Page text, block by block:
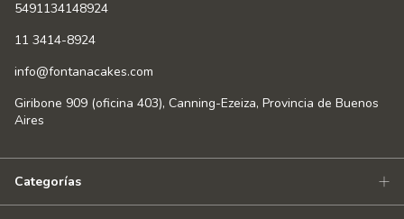
5491134148924
11 3414-8924
info@fontanacakes.com
Giribone 909 (oficina 403), Canning-Ezeiza, Provincia de Buenos
Aires
Categorías